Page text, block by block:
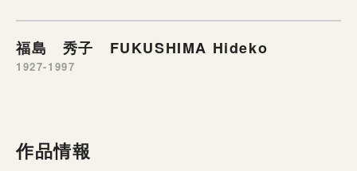
福島 秀子 FUKUSHIMA Hideko
1927-1997
作品情報